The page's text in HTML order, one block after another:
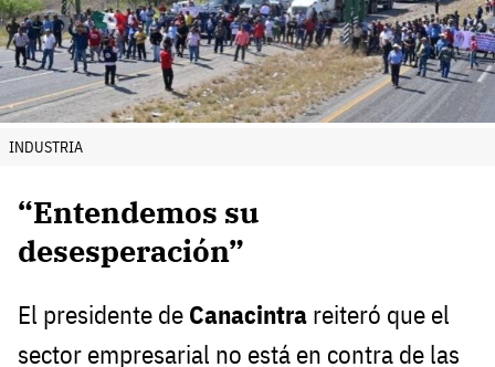
INDUSTRIA
“Entendemos su
desesperación”
El presidente de Canacintra reiteró que el
sector empresarial no está en contra de las